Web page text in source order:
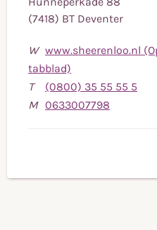
(7418) BT Deventer
W www.sheerenloo.nl
tabblad)
T
(0800) 35 55 55 5
55
M 0633007798